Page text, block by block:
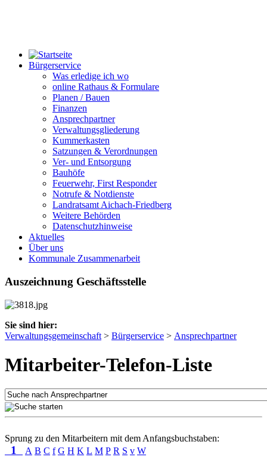
Bürgerservice
Was erledige ich wo
online Rathaus & Formulare
Planen / Bauen
Finanzen
Ansprechpartner
Verwaltungsgliederung
Kummerkasten
Satzungen & Verordnungen
Ver- und Entsorgung
Bauhöfe
Feuerwehr, First Responder
Notrufe & Notdienste
Landratsamt Aichach-Friedberg
Weitere Behörden
Datenschutzhinweise
Aktuelles
Über uns
Kommunale Zusammenarbeit
Auszeichnung Geschäftsstelle
Sie sind hier:
Verwaltungsgemeinschaft > Bürgerservice > Ansprechpartner
Mitarbeiter-Telefon-Liste
Sprung zu den Mitarbeitern mit dem Anfangsbuchstaben:
1 A B C f G H K L M P R S v W